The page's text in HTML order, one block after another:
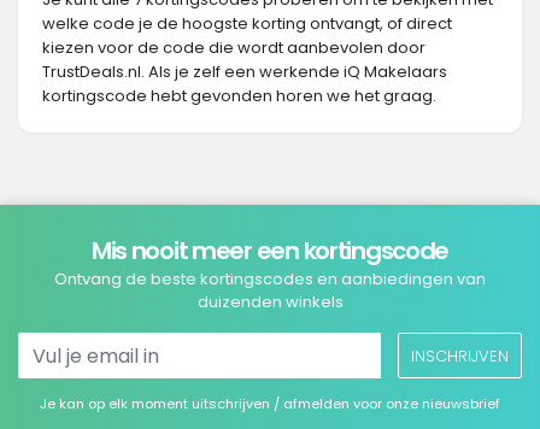
welke code je de hoogste korting ontvangt, of direct
kiezen voor de code die wordt aanbevolen door
TrustDeals.nl. Als je zelf een werkende iQ Makelaars
kortingscode hebt gevonden horen we het graag.
Mis nooit meer een kortingscode
Ontvang de beste kortingscodes en aanbiedingen van
duizenden winkels
INSCHRIJVEN
Je kan op elk moment uitschrijven / afmelden voor onze nieuwsbrief